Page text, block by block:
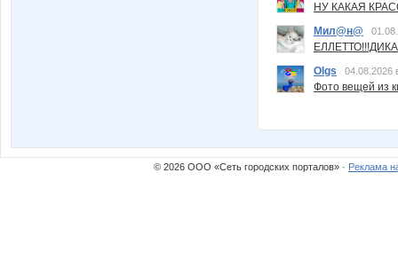
НУ КАКАЯ
Мил@н@
Olgs
04.08.2026
Фото вещей из
© 2026 ООО «Сеть городских порталов» · Реклама